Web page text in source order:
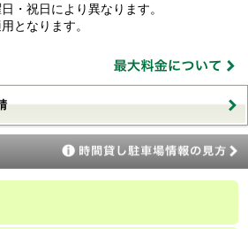
・祝日により異なります。
となります。